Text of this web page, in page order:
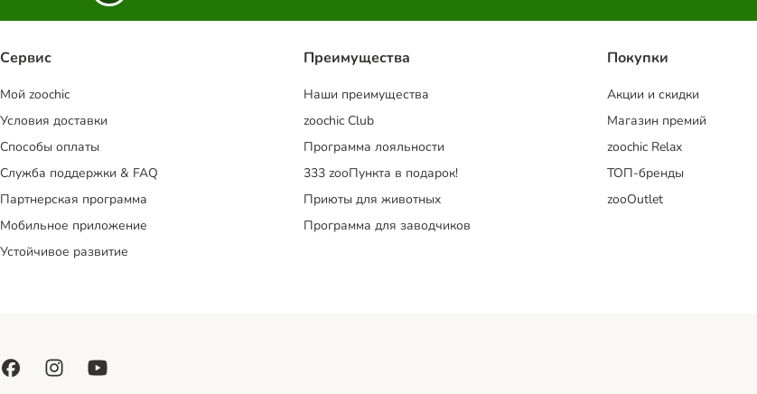
Сервис
Mой zoochic
Условия доставки
Способы оплаты
Служба поддержки & FAQ
Партнерская программа
Мобильное приложение
Устойчивое развитие
Преимуществa
Наши преимущества
zoochic Club
Программа лояльности
333 zooПункта в подарок!
Приюты для животных
Программа для заводчиков
Покупки
Акции и скидки
Магазин премий
zoochic Relax
ТОП-бренды
zooOutlet